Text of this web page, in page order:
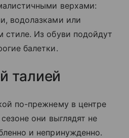
верхами:
водолазками или
Из обуви подойдут
балетки.
талией
по-прежнему в центре
они выглядят не
и непринужденно.